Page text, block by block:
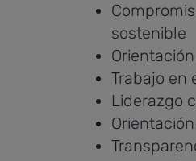
sostenible
Trabajo en
Liderazgo